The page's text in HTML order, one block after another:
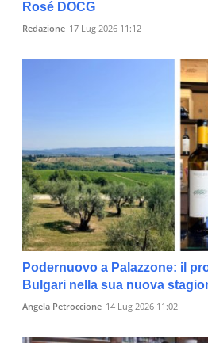
Rosé DOCG
Redazione 17 Lug 2026 11:12
Podernuovo a Palazzone: il
Bulgari nella sua nuova
Angela Petroccione 14 Lug 2026 11:02